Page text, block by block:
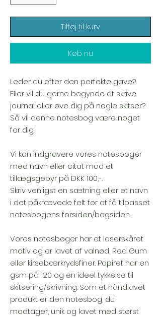
Tilføj til kurv
Køb nu
Leder du efter den perfekte gave?
Eller vil du gerne begynde at skrive
journal eller øve dig på nogle skitser?
Så vil denne notesbog være noget
for dig.
Vi kan indgravere vores notesbøger
med navn eller citat mod et
tillægsgebyr på DKK 100,-.
Skriv venligst en sætning eller et navn
i det påkrævede felt for at få tilpasset
notesbogens forsiden/bagsiden.
Vores notesbøger har et laserskåret
motiv og er lavet af valnød, Red Gum
eller kirsebærkrydsfiner. Papiret har en
gsm på 120 og en ideel tykkelse til
skitsering/skrivning. Som et håndlavet
produkt er den notesbog, du
modtager, unik og lavet med størst